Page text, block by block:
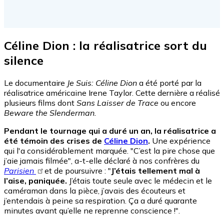
Céline Dion : la réalisatrice sort du
silence
Le documentaire Je Suis: Céline Dion a été porté par la
réalisatrice américaine Irene Taylor. Cette dernière a réalisé
plusieurs films dont Sans Laisser de Trace ou encore
Beware the Slenderman.
Pendant le tournage qui a duré un an, la réalisatrice a
été témoin des crises de Céline Dion. Une expérience
qui l'a considérablement marquée. "C’est la pire chose que
j’aie jamais filmée", a-t-elle déclaré à nos confrères du
Parisien
et de poursuivre : " J’étais tellement mal à
l’aise, paniquée. J’étais toute seule avec le médecin et le
caméraman dans la pièce, j’avais des écouteurs et
j’entendais à peine sa respiration. Ça a duré quarante
minutes avant qu’elle ne reprenne conscience !".